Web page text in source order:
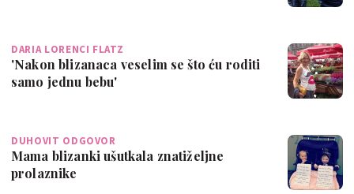
DARIA LORENCI FLATZ
'Nakon blizanaca veselim se što ću roditi
samo jednu bebu'
DUHOVIT ODGOVOR
Mama blizanki ušutkala znatiželjne
prolaznike